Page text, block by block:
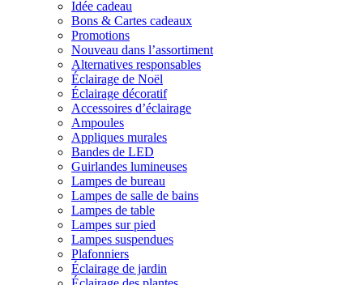
Idée cadeau
Bons & Cartes cadeaux
Promotions
Nouveau dans l’assortiment
Alternatives responsables
Éclairage de Noël
Éclairage décoratif
Accessoires d’éclairage
Ampoules
Appliques murales
Bandes de LED
Guirlandes lumineuses
Lampes de bureau
Lampes de salle de bains
Lampes de table
Lampes sur pied
Lampes suspendues
Plafonniers
Éclairage de jardin